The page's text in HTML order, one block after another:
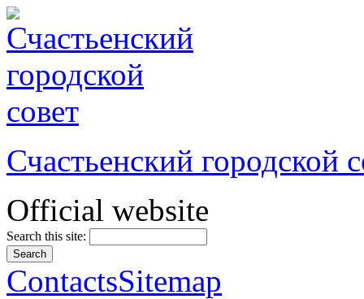
Счастьенский городской
Official website
Search this site:
ContactsSitemap